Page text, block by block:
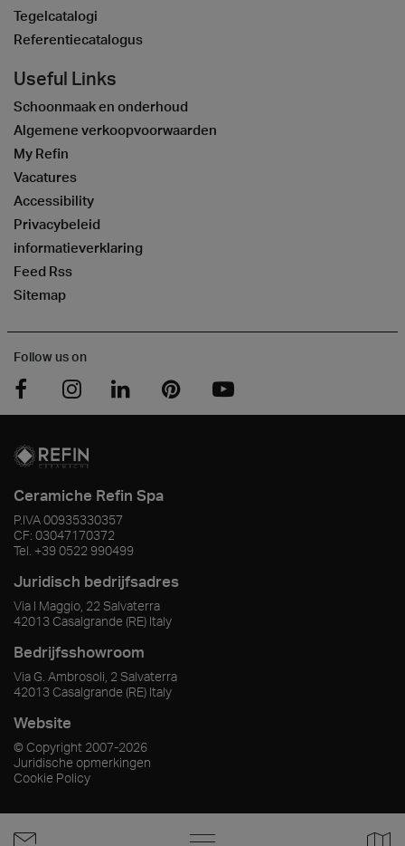
Tegelcatalogi
Referentiecatalogus
Useful Links
Schoonmaak en onderhoud
Algemene verkoopvoorwaarden
My Refin
Vacatures
Accessibility
Privacybeleid
informatieverklaring
Feed Rss
Sitemap
Follow us on
Ceramiche Refin Spa
P.IVA00935330357
CF: 03047170372
Tel. +39 0522 990499
Juridisch bedrijfsadres
Via I Maggio, 22 Salvaterra
42013 Casalgrande (RE) Italy
Bedrijfsshowroom
Via G. Ambrosoli, 2 Salvaterra
42013 Casalgrande (RE) Italy
Website
© Copyright 2007-2026
Juridische opmerkingen
Cookie Policy